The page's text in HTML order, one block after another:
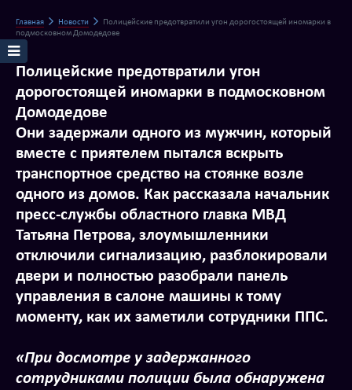
Главная Новости
Полицейские предотвратили угон дорогостоящей иномарки в
подмосковном Домодедове
Полицейские предотвратили угон
дорогостоящей иномарки в подмосковном
Домодедове
Они задержали одного из мужчин, который
вместе с приятелем пытался вскрыть
транспортное средство на стоянке возле
одного из домов. Как рассказала начальник
пресс-службы областного главка МВД
Татьяна Петрова, злоумышленники
отключили сигнализацию, разблокировали
двери и полностью разобрали панель
управления в салоне машины к тому
моменту, как их заметили сотрудники ППС.
«При досмотре у задержанного
сотрудниками полиции была обнаружена